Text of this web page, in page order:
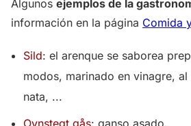
Algunos ejemplos de la
información en la página Comida
Sild: el arenque se saborea
modos, marinado en vinagre,
nata, ...
Ovnstegt gås: ganso asado.